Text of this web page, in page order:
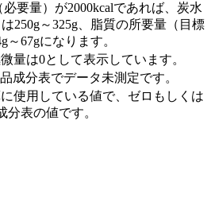
要量）が2000kcalであれば、炭水
250g～325g、脂質の所要量（目標
～67gになります。
量は0として表示しています。
成分表でデータ未測定です。
使用している値で、ゼロもしくは
分表の値です。